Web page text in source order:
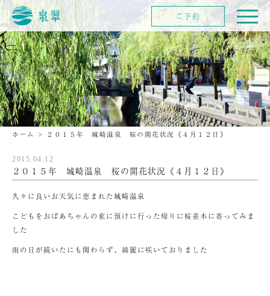
ホーム > ２０１５年 城崎温泉 桜の開花状況《４月１２日》
2015.04.12
２０１５年 城崎温泉 桜の開花状況《４月１２日》
久々に良いお天気に恵まれた城崎温泉
こどもをおばあちゃんの家に預けに行った帰りに桜並木に寄ってみま
した
雨の日が続いたにも関わらず、綺麗に咲いておりました
ご予約